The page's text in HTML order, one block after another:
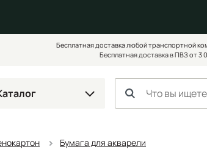
Бесплатная доставка любой транспортной
Бесплатная доставка в ПВЗ от 3
Бумага для акварели